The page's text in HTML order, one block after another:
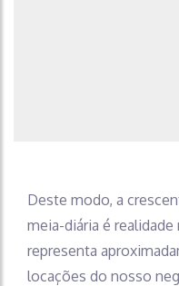
Deste modo, a
meia-diária é realidade
representa
locações do nosso